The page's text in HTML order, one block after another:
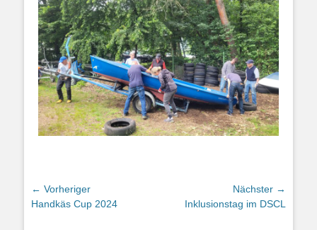
Beitragsnavigation
← Vorheriger
Vorheriger
Handkäs Cup 2024
Nächster →
NächsterInklusionstag im DSCL